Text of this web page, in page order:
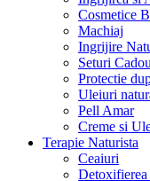
Cosmetice
Machiaj
Ingrijire
Seturi Cadou
Protectie
Uleiuri
Pell Amar
Creme si
Terapie Naturista
Ceaiuri